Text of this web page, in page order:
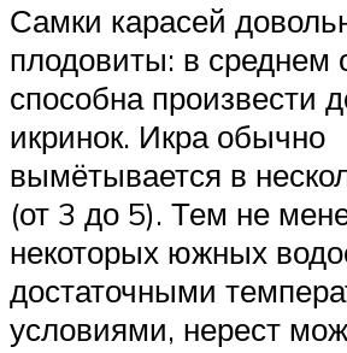
Самки карасей
плодовиты: в среднем
способна произвести
икринок. Икра обычно
вымётывается в
(от 3 до 5). Тем не
некоторых южных
достаточными
условиями, нерест